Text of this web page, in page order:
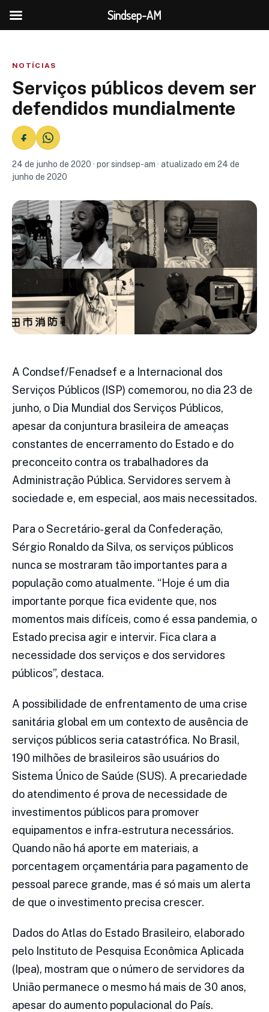
NOTÍCIAS
Serviços públicos devem ser
defendidos mundialmente
24 de junho de 2020 · por sindsep-am · atualizado em 24 de
junho de 2020
A Condsef/Fenadsef e a Internacional dos
Serviços Públicos (ISP) comemorou, no dia 23 de
junho, o Dia Mundial dos Serviços Públicos,
apesar da conjuntura brasileira de ameaças
constantes de encerramento do Estado e do
preconceito contra os trabalhadores da
Administração Pública. Servidores servem à
sociedade e, em especial, aos mais necessitados.
Para o Secretário-geral da Confederação,
Sérgio Ronaldo da Silva, os serviços públicos
nunca se mostraram tão importantes para a
população como atualmente. “Hoje é um dia
importante porque fica evidente que, nos
momentos mais difíceis, como é essa pandemia, o
Estado precisa agir e intervir. Fica clara a
necessidade dos serviços e dos servidores
públicos”, destaca.
A possibilidade de enfrentamento de uma crise
sanitária global em um contexto de ausência de
serviços públicos seria catastrófica. No Brasil,
190 milhões de brasileiros são usuários do
Sistema Único de Saúde (SUS). A precariedade
do atendimento é prova de necessidade de
investimentos públicos para promover
equipamentos e infra-estrutura necessários.
Quando não há aporte em materiais, a
porcentagem orçamentária para pagamento de
pessoal parece grande, mas é só mais um alerta
de que o investimento precisa crescer.
Dados do Atlas do Estado Brasileiro, elaborado
pelo Instituto de Pesquisa Econômica Aplicada
(Ipea), mostram que o número de servidores da
União permanece o mesmo há mais de 30 anos,
apesar do aumento populacional do País.
Sindsep-AM